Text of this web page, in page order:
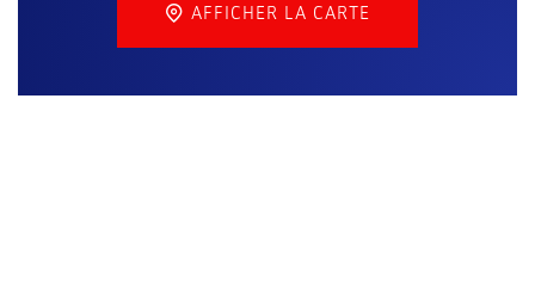
AFFICHER LA CARTE